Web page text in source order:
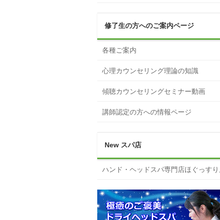
修了生の方へのご案内ページ
各種ご案内
心理カウンセリング理論の知識
傾聴カウンセリングセミナー動画
講師認定の方への情報ページ
New スパ店
ハンド・ヘッドスパ専門店ほぐっす